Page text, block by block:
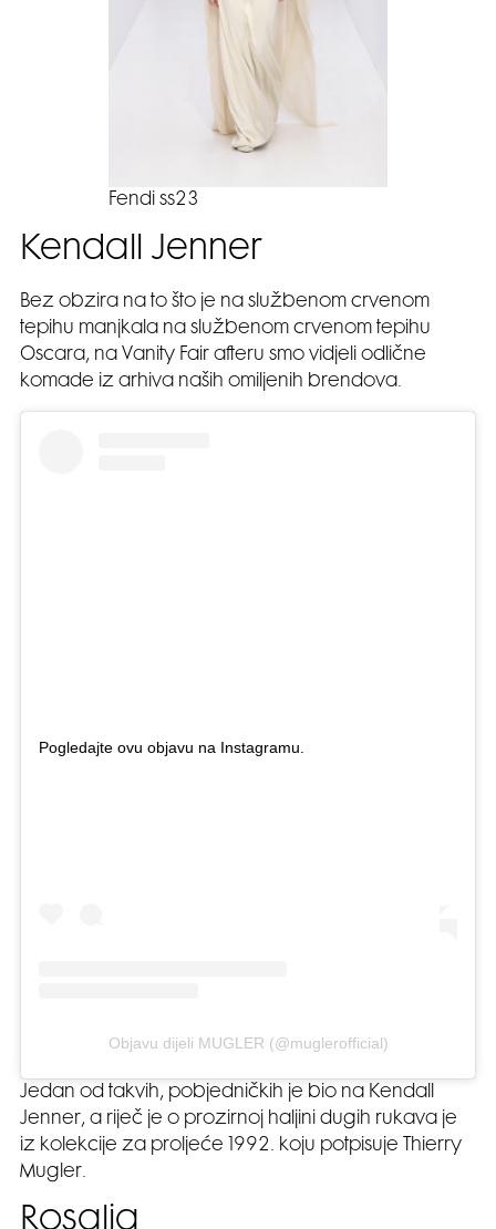
Fendi ss23
Kendall Jenner
Bez obzira na to što je na službenom crvenom
tepihu manjkala na službenom crvenom tepihu
Oscara, na Vanity Fair afteru smo vidjeli odlične
komade iz arhiva naših omiljenih brendova.
Pogledajte ovu objavu na Instagramu.
Objavu dijeli MUGLER (@muglerofficial)
Jedan od takvih, pobjedničkih je bio na Kendall
Jenner, a riječ je o prozirnoj haljini dugih rukava je
iz kolekcije za proljeće 1992. koju potpisuje Thierry
Mugler.
Rosalia